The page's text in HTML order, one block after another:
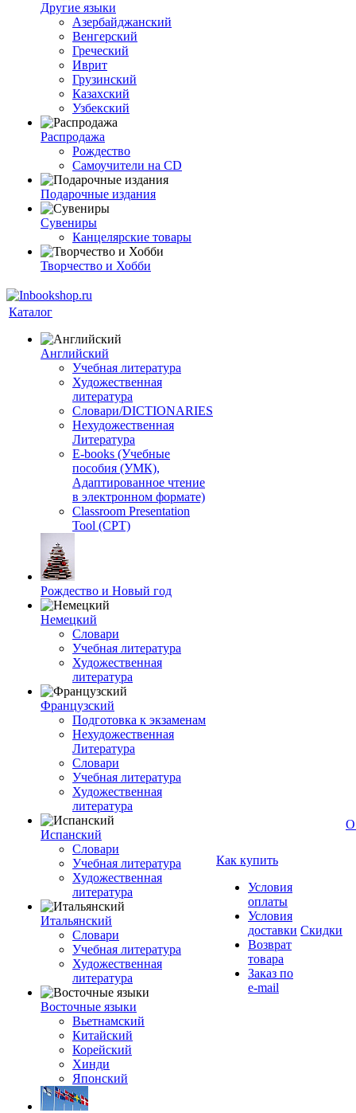
Другие языки
Азербайджанский
Венгерский
Греческий
Иврит
Грузинский
Казахский
Узбекский
Распродажа
Рождество
Самоучители на CD
Подарочные издания
Сувениры
Канцелярские товары
Творчество и Хобби
Каталог
Английский
Учебная литература
Художественная
литература
Словари/DICTIONARIES
Нехудожественная
Литература
E-books (Учебные
пособия (УМК),
Адаптированное чтение
в электронном формате)
Classroom Presentation
Tool (CPT)
Рождество и Новый год
Немецкий
Словари
Учебная литература
Художественная
литература
Французский
Подготовка к экзаменам
Нехудожественная
Литература
Словари
Учебная литература
Художественная
литература
Испанский
Словари
Учебная литература
Художественная
литература
Итальянский
Словари
Учебная литература
Художественная
литература
Восточные языки
Вьетнамский
Китайский
Корейский
Хинди
Японский
Как купить
Условия
оплаты
Условия
доставки
Возврат
товара
Заказ по
e-mail
Скидки
О